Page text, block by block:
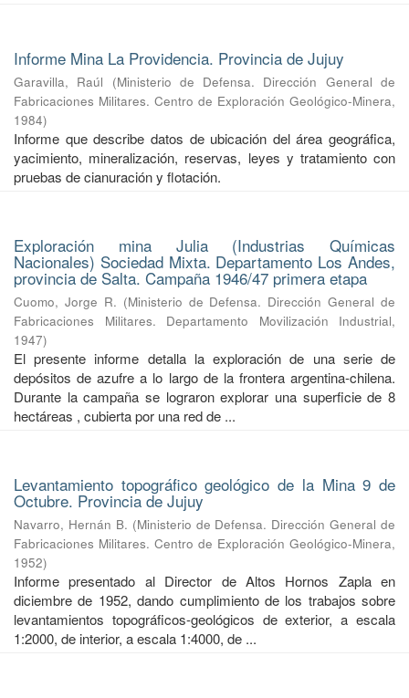
Informe Mina La Providencia. Provincia de Jujuy
Garavilla, Raúl (Ministerio de Defensa. Dirección General de
Fabricaciones Militares. Centro de Exploración Geológico-Minera,
1984)
Informe que describe datos de ubicación del área geográfica,
yacimiento, mineralización, reservas, leyes y tratamiento con
pruebas de cianuración y flotación.
Exploración mina Julia (Industrias Químicas
Nacionales) Sociedad Mixta. Departamento Los Andes,
provincia de Salta. Campaña 1946/47 primera etapa
Cuomo, Jorge R. (Ministerio de Defensa. Dirección General de
Fabricaciones Militares. Departamento Movilización Industrial,
1947)
El presente informe detalla la exploración de una serie de
depósitos de azufre a lo largo de la frontera argentina-chilena.
Durante la campaña se lograron explorar una superficie de 8
hectáreas , cubierta por una red de ...
Levantamiento topográfico geológico de la Mina 9 de
Octubre. Provincia de Jujuy
Navarro, Hernán B. (Ministerio de Defensa. Dirección General de
Fabricaciones Militares. Centro de Exploración Geológico-Minera,
1952)
Informe presentado al Director de Altos Hornos Zapla en
diciembre de 1952, dando cumplimiento de los trabajos sobre
levantamientos topográficos-geológicos de exterior, a escala
1:2000, de interior, a escala 1:4000, de ...